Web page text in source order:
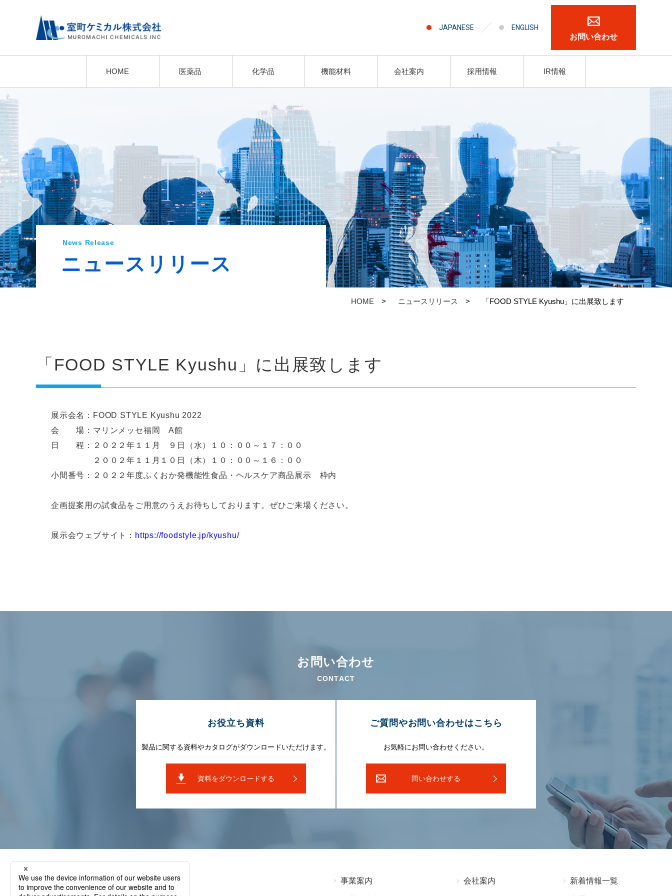
JAPANESE ENGLISH
お問い合わせ
HOME 医薬品 化学品 機能材料 会社案内 採用情報 IR情報
HOME ニュースリリース 「FOOD STYLE Kyushu」に出展致します
News Release
ニュースリリース
「FOOD STYLE Kyushu」に出展致します
展示会名：FOOD STYLE Kyushu 2022
会 場：マリンメッセ福岡 A館
日 程：２０２２年１１月 ９日（水）１０：００～１７：００
２００２年１１月１０日（木）１０：００～１６：００
小間番号：２０２２年度ふくおか発機能性食品・ヘルスケア商品展示 枠内
企画提案用の試食品をご用意のうえお待ちしております。ぜひご来場ください。
展示会ウェブサイト： https://foodstyle.jp/kyushu/
お問い合わせ
CONTACT
お役⽴ち資料
製品に関する資料やカタログがダウンロードいただけます。
資料をダウンロードする
ご質問やお問い合わせはこちら
お気軽にお問い合わせください。
問い合わせする
事業案内 会社案内 新着情報⼀覧